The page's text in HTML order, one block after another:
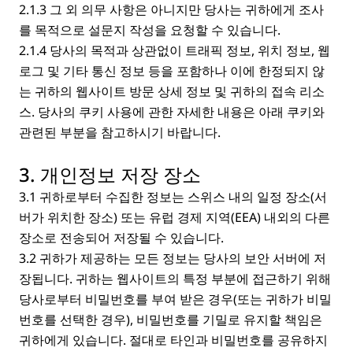
2.1.3 그 외 의무 사항은 아니지만 당사는 귀하에게 조사
를 목적으로 설문지 작성을 요청할 수 있습니다.
2.1.4 당사의 목적과 상관없이 트래픽 정보, 위치 정보, 웹
로그 및 기타 통신 정보 등을 포함하나 이에 한정되지 않
는 귀하의 웹사이트 방문 상세 정보 및 귀하의 접속 리소
스. 당사의 쿠키 사용에 관한 자세한 내용은 아래 쿠키와
관련된 부분을 참고하시기 바랍니다.
3. 개인정보 저장 장소
3.1 귀하로부터 수집한 정보는 스위스 내의 일정 장소(서
버가 위치한 장소) 또는 유럽 경제 지역(EEA) 내외의 다른
장소로 전송되어 저장될 수 있습니다.
3.2 귀하가 제공하는 모든 정보는 당사의 보안 서버에 저
장됩니다. 귀하는 웹사이트의 특정 부분에 접근하기 위해
당사로부터 비밀번호를 부여 받은 경우(또는 귀하가 비밀
번호를 선택한 경우), 비밀번호를 기밀로 유지할 책임은
귀하에게 있습니다. 절대로 타인과 비밀번호를 공유하지